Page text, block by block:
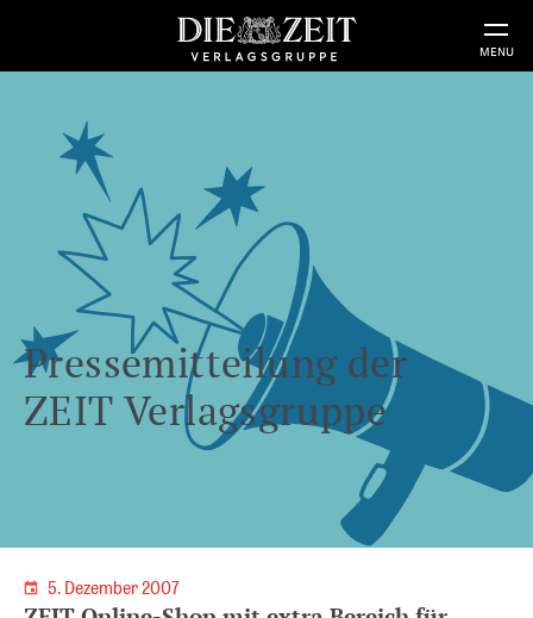
MENU
Pressemitteilung der
ZEIT Verlagsgruppe
5. Dezember 2007